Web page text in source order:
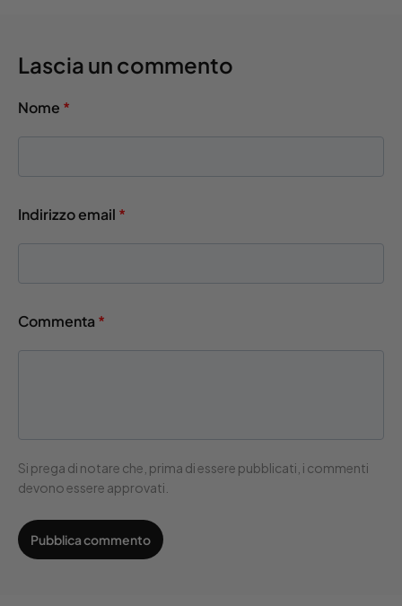
Lascia un commento
Nome *
Indirizzo email *
Commenta *
Si prega di notare che, prima di essere pubblicati, i commenti
devono essere approvati.